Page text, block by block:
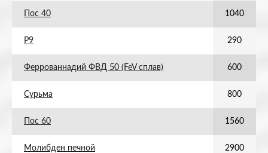
Пос 40 1040
Р9 290
Феррованнадий ФВД 50 (FeV сплав) 600
Сурьма 800
Пос 60 1560
Молибден печной 2900